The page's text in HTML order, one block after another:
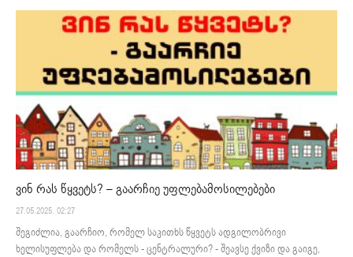
ვინ რას წყვეტს? – გაარჩიე უფლებამოსილებები
27.05.2025. 02:27
შეგიძლია, გაარჩიო, რომელ საკითხს წყვეტს ადგილობრივი
ხელისუფლება და რომელს - ცენტრალური? - შეავსე ქვიზი და გაიგე,